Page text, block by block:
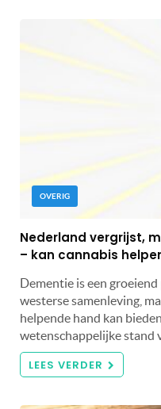
OVERIG
Nederland vergrijst,
– kan cannabis
Dementie is een
westerse samenleving,
helpende hand kan
wetenschappelijke stand
LEES VERDER